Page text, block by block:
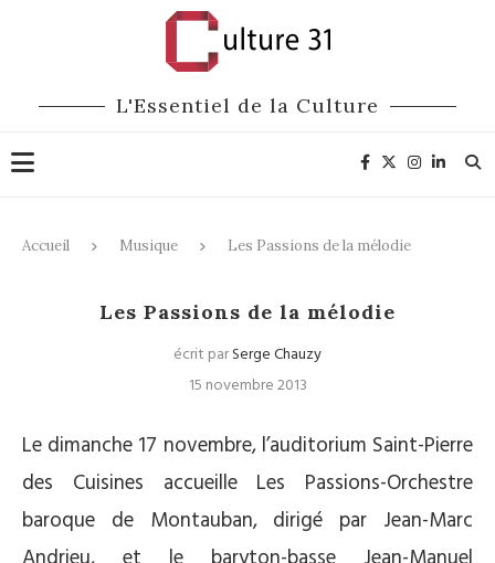
L'Essentiel de la Culture
Accueil Musique Les Passions de la mélodie
Les Passions de la mélodie
écrit parSerge Chauzy
15 novembre 2013
Le dimanche 17 novembre, l’auditorium Saint-Pierre
des Cuisines accueille Les Passions-Orchestre
baroque de Montauban, dirigé par Jean-Marc